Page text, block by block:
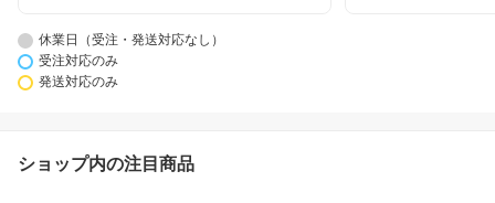
休業日（受注・発送対応なし）
受注対応のみ
発送対応のみ
ショップ内の注目商品